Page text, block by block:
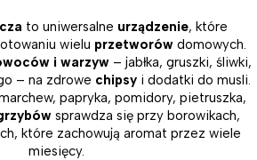
to uniwersalne urządzenie, które
wielu przetworówdomowych.
i warzyw– jabłka, gruszki, śliwki,
– na zdrowe chipsyi dodatki do musli.
papryka, pomidory, pietruszka,
sprawdza się przy borowikach,
które zachowują aromat przez wiele
miesięcy.